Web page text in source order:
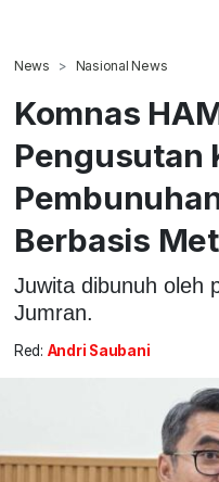
News Nasional News
Komnas
Pengusutan
Berbasis
Juwita dibunuh oleh
Jumran.
Red: Andri Saubani